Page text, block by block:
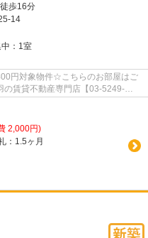
徒歩16分
14
： 1室
円対象物件☆こちらのお部屋はご
賃貸不動産専門店【03-5249-
2,000円)
：1.5ヶ月